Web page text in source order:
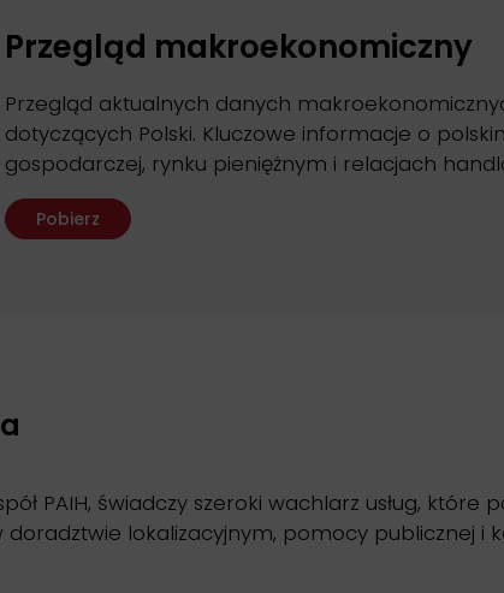
Przegląd makroekonomiczny
Przegląd aktualnych danych
dotyczących Polski. Kluczowe informacje o
gospodarczej, rynku pieniężnym i relacjach
Pobierz
PAIH, świadczy szeroki wachlarz usług,
doradztwie lokalizacyjnym, pomocy publicznej i